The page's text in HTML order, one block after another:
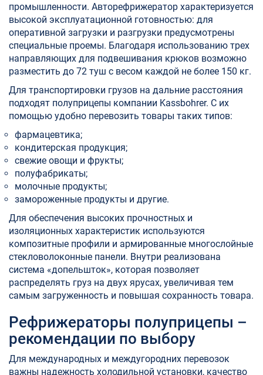
промышленности. Авторефрижератор характеризуется
высокой эксплуатационной готовностью: для
оперативной загрузки и разгрузки предусмотрены
специальные проемы. Благодаря использованию трех
направляющих для подвешивания крюков возможно
разместить до 72 туш с весом каждой не более 150 кг.
Для транспортировки грузов на дальние расстояния
подходят полуприцепы компании Kassbohrer. С их
помощью удобно перевозить товары таких типов:
фармацевтика;
кондитерская продукция;
свежие овощи и фрукты;
полуфабрикаты;
молочные продукты;
замороженные продукты и другие.
Для обеспечения высоких прочностных и
изоляционных характеристик используются
композитные профили и армированные многослойные
стекловолоконные панели. Внутри реализована
система «допельшток», которая позволяет
распределять груз на двух ярусах, увеличивая тем
самым загруженность и повышая сохранность товара.
Рефрижераторы полуприцепы –
рекомендации по выбору
Для международных и междугородних перевозок
важны надежность холодильной установки, качество